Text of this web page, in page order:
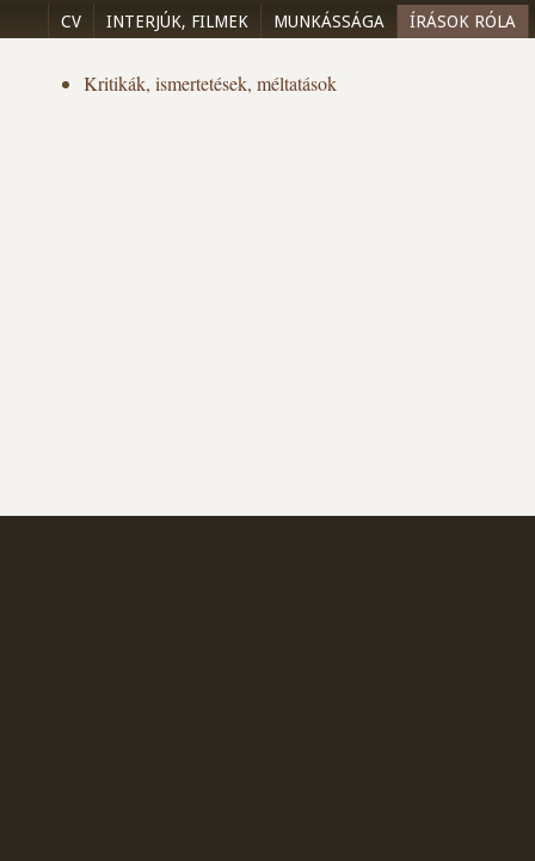
CV INTERJÚK, FILMEK MUNKÁSSÁGA ÍRÁSOK RÓLA
Kritikák, ismertetések, méltatások